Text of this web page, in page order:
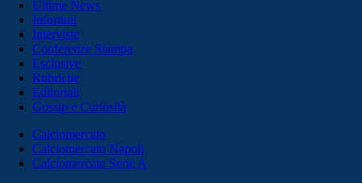
Ultime News
Infortuni
Interviste
Conferenze Stampa
Esclusive
Rubriche
Editoriali
Gossip e Curiosità
Calciomercato
Calciomercato Napoli
Calciomercato Serie A